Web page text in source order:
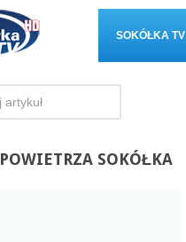
SOKÓŁKA TV
POWIETRZA SOKÓŁKA